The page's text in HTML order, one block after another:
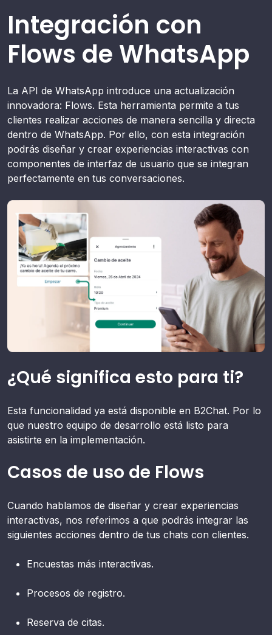
Integración con
Flows de WhatsApp
La API de WhatsApp introduce una actualización
innovadora: Flows. Esta herramienta permite a tus
clientes realizar acciones de manera sencilla y directa
dentro de WhatsApp. Por ello, con esta integración
podrás diseñar y crear experiencias interactivas con
componentes de interfaz de usuario que se integran
perfectamente en tus conversaciones.
¿Qué significa esto para ti?
Esta funcionalidad ya está disponible en B2Chat. Por lo
que nuestro equipo de desarrollo está listo para
asistirte en la implementación.
Casos de uso de Flows
Cuando hablamos de diseñar y crear experiencias
interactivas, nos referimos a que podrás integrar las
siguientes acciones dentro de tus chats con clientes.
Encuestas más interactivas.
Procesos de registro.
Reserva de citas.